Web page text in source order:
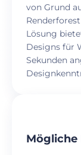
von Grund
Lösung
Designs für
Sekunden
Mögliche